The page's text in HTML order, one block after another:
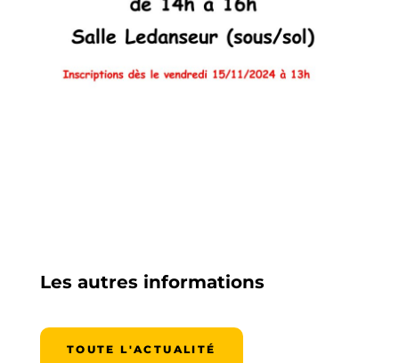
Les autres informations
TOUTE L'ACTUALITÉ